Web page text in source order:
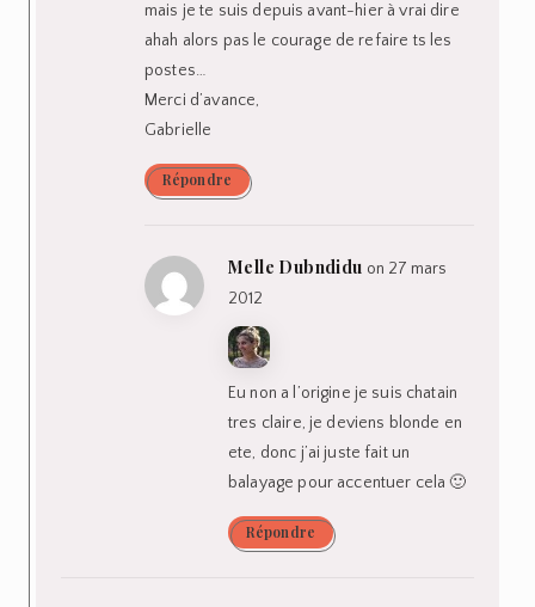
mais je te suis depuis avant-hier à vrai dire
ahah alors pas le courage de refaire ts les
postes…
Merci d’avance,
Gabrielle
Répondre
Melle Dubndidu on 27 mars
2012
Eu non a l’origine je suis chatain
tres claire, je deviens blonde en
ete, donc j’ai juste fait un
balayage pour accentuer cela 🙂
Répondre